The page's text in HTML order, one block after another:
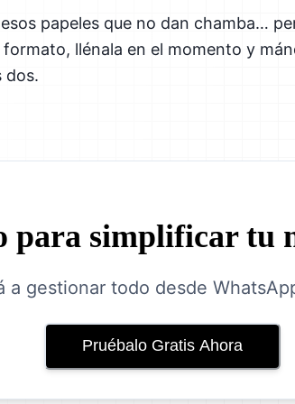
papeles que no dan chamba…
llénala en el momento y
dos.
para simplificar tu
a gestionar todo desde
Pruébalo Gratis Ahora